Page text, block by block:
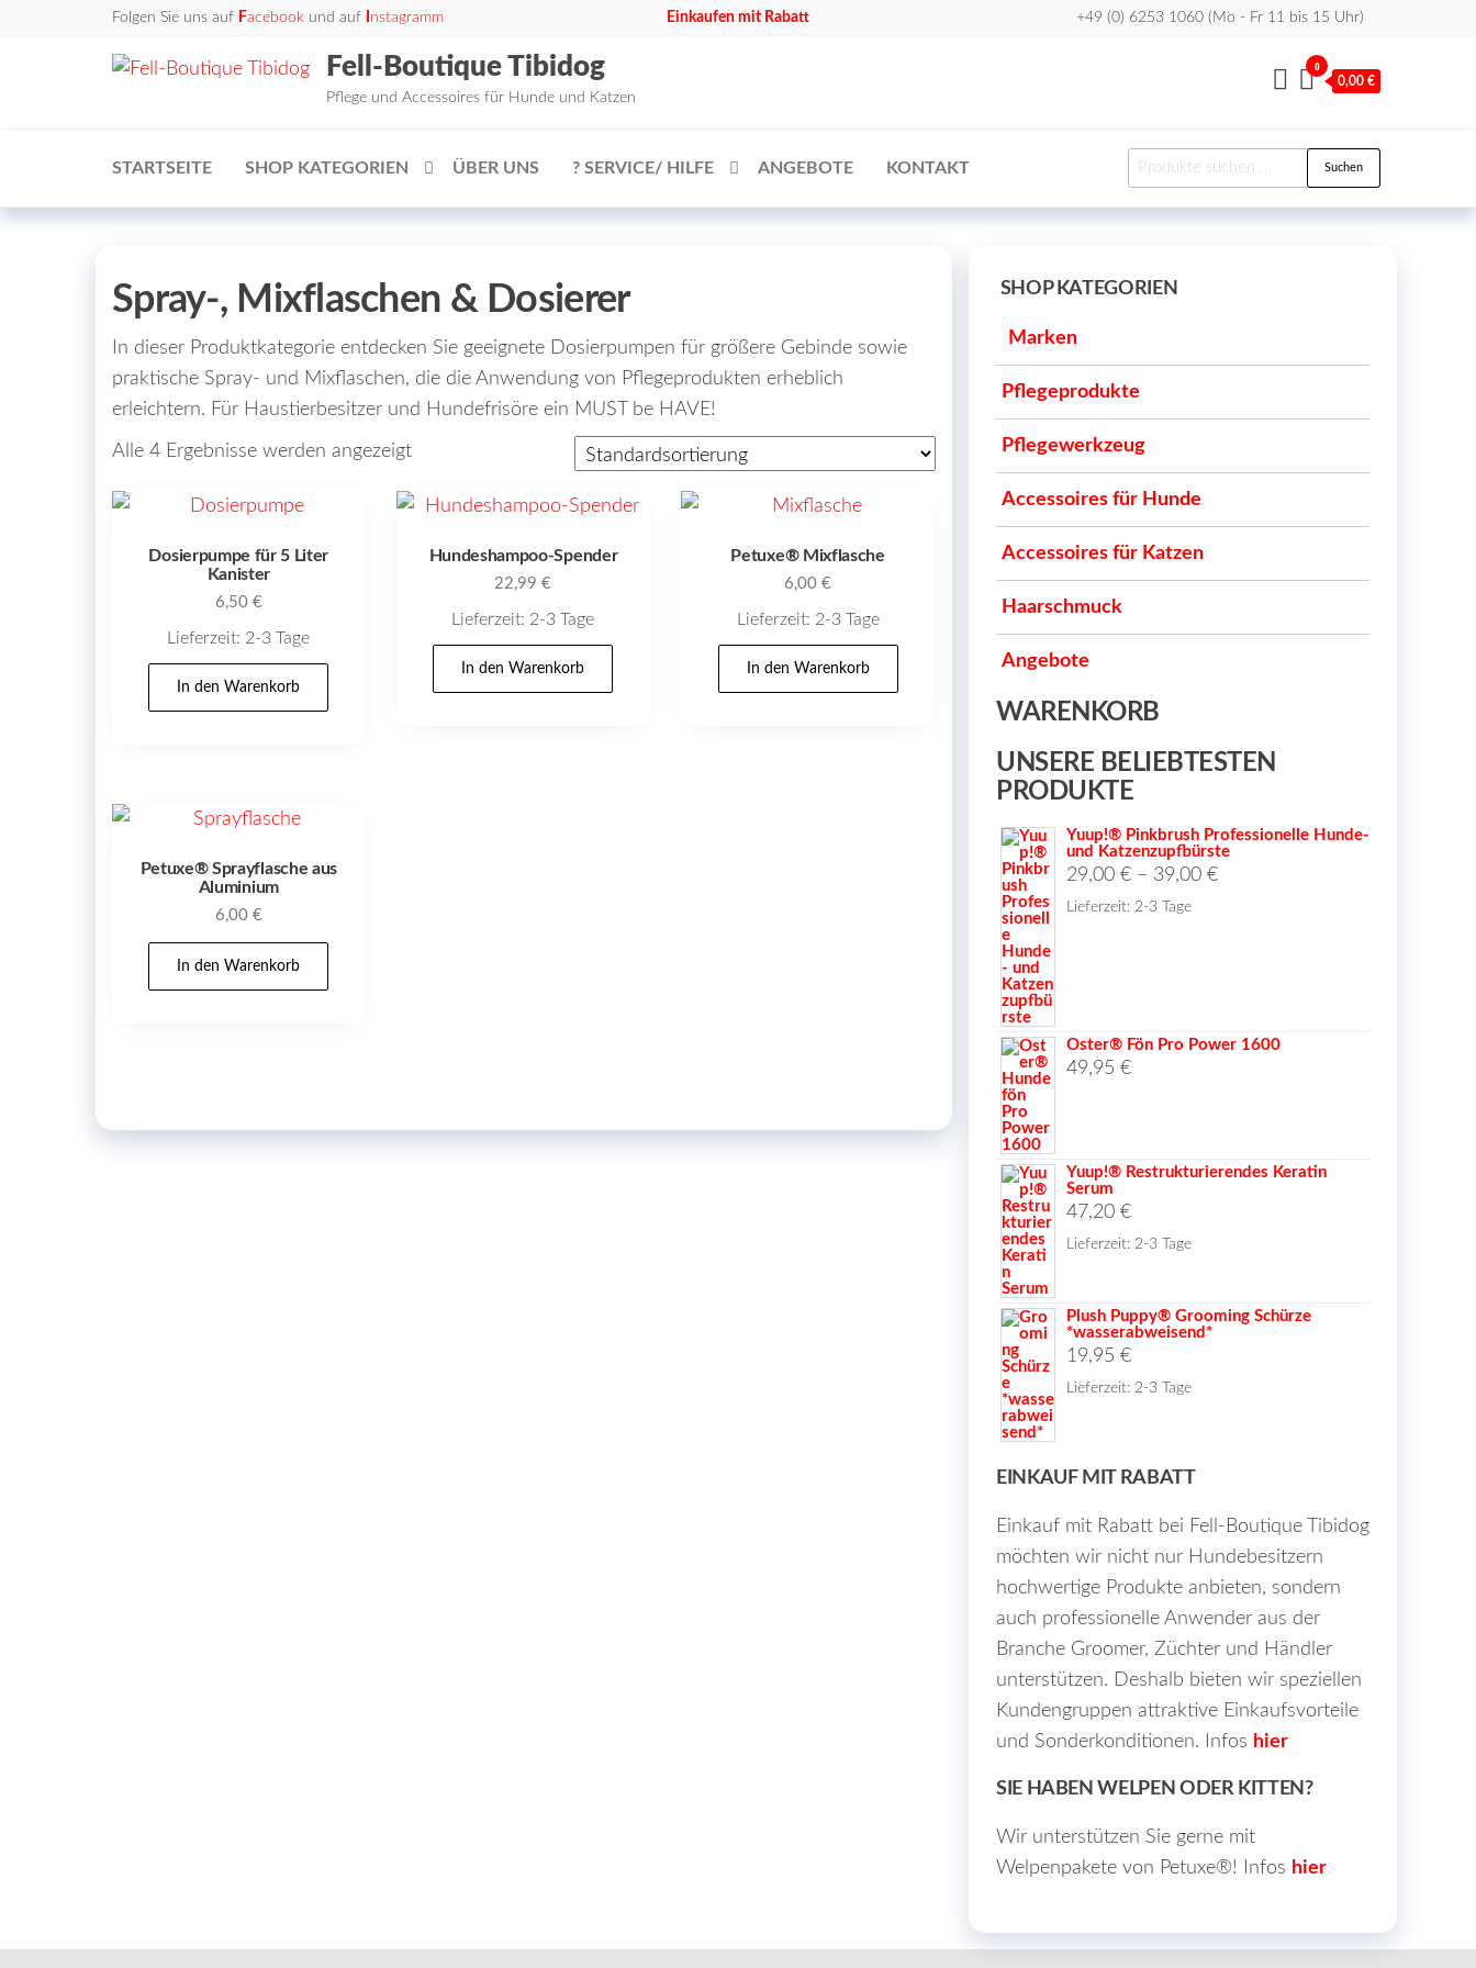
Folgen Sie uns auf Facebook und auf nstagramm Einkaufen mit Rabatt +49 (0) 6253 1060 (Mo - Fr 11 bis 15 Uhr)
Fell-Boutique Tibidog
Pflege und Accessoires für Hunde und Katzen
0
0,00 €
STARTSEITE SHOP KATEGORIEN ÜBER UNS ? SERVICE/ HILFE ANGEBOTE KONTAKT
Suchen
nach:
Suchen
Spray-, Mixflaschen & Dosierer
In dieser Produktkategorie entdecken Sie geeignete Dosierpumpen für größere Gebinde sowie
praktische Spray- und Mixflaschen, die die Anwendung von Pflegeprodukten erheblich
erleichtern. Für Haustierbesitzer und Hundefrisöre ein MUST be HAVE!
Alle 4 Ergebnisse werden angezeigt
Dosierpumpe für 5 Liter
Kanister
6,50 €
Lieferzeit: 2-3 Tage
In den Warenkorb
Hundeshampoo-Spender
22,99€
Lieferzeit: 2-3 Tage
In den Warenkorb
Petuxe® Mixflasche
6,00€
Lieferzeit: 2-3 Tage
In den Warenkorb
Petuxe® Sprayflasche aus
Aluminium
6,00 €
In den Warenkorb
SHOP KATEGORIEN
Marken
Pflegeprodukte
Pflegewerkzeug
Accessoires für Hunde
Accessoires für Katzen
Haarschmuck
Angebote
WARENKORB
UNSERE BELIEBTESTEN
PRODUKTE
Yuup!® Pinkbrush Professionelle Hunde-
und Katzenzupfbürste
29,00 € – 39,00 €
Lieferzeit: 2-3 Tage
Oster® Fön Pro Power 1600
49,95 €
Yuup!® Restrukturierendes Keratin
Serum
47,20 €
Lieferzeit: 2-3 Tage
Plush Puppy® Grooming Schürze
*wasserabweisend*
19,95 €
Lieferzeit: 2-3 Tage
EINKAUF MIT RABATT
Einkauf mit Rabatt bei Fell-Boutique Tibidog
möchten wir nicht nur Hundebesitzern
hochwertige Produkte anbieten, sondern
auch professionelle Anwender aus der
Branche Groomer, Züchter und Händler
unterstützen. Deshalb bieten wir speziellen
Kundengruppen attraktive Einkaufsvorteile
und Sonderkonditionen. Infos hier
SIE HABEN WELPEN ODER KITTEN?
Wir unterstützen Sie gerne mit
Welpenpakete von Petuxe®! Infos hier